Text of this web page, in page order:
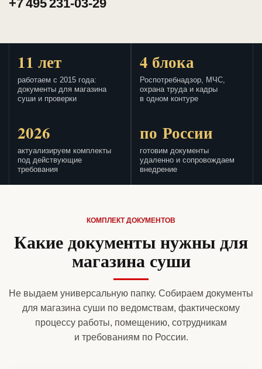
+7 495 231-03-29
11 лет
работаем с 2015 года:
документы для магазина
суши и проверки
4 блока
Роспотребнадзор, МЧС,
охрана труда и кадры
в одном контуре
2026
актуализируем комплекты
под действующие
требования
по России
готовим документы
удаленно и сопровождаем
внедрение
КОМПЛЕКТ ДОКУМЕНТОВ
Какие документы нужны для
магазина суши
Не выдаем универсальную папку. Собираем документы
для магазина суши по ведомствам, фактическому
процессу работы, помещению, сотрудникам
и требованиям по России.